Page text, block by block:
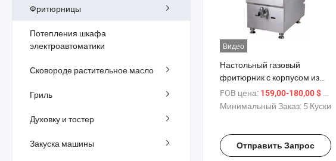
Фритюрницы
Потепления шкафа
электроавтоматики
Сковороде растительное масло
Гриль
Духовку и тостер
Закуска машины
Видео
Настольный газовый
фритюрник с корпусом из
нержавеющей стали
FOB цена: 159,00-180,00 $ / шт.
Минимальный Заказ: 5 Куски
Отправить Запрос